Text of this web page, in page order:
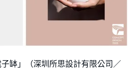
子缽」（深圳所思設計有限公司／